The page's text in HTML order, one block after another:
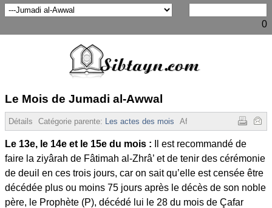
0
Le Mois de Jumadi al-Awwal
Détails Catégorie parente: Les actes des mois Affichages : 13074
Le 13e, le 14e et le 15e du mois : Il est recommandé de
faire la ziyârah de Fâtimah al-Zhrâ’ et de tenir des cérémonie
de deuil en ces trois jours, car on sait qu’elle est censée être
décédée plus ou moins 75 jours après le décès de son noble
père, le Prophète (P), décédé lui le 28 du mois de Çafar